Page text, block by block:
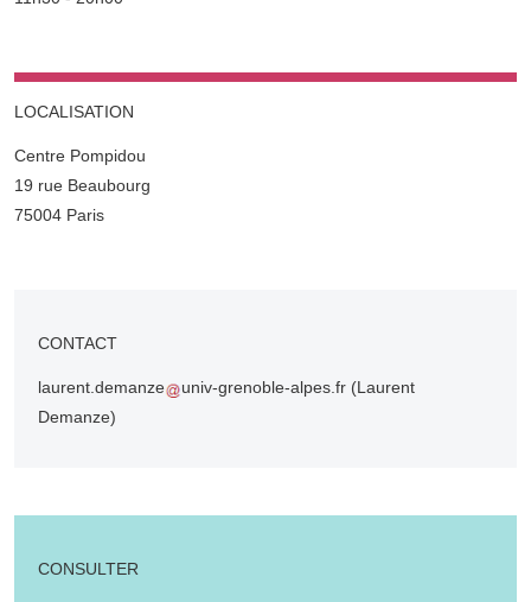
LOCALISATION
Complément lieu
Centre Pompidou
19 rue Beaubourg
75004 Paris
CONTACT
laurent.demanze univ-grenoble-alpes.fr (Laurent
Demanze)
CONSULTER